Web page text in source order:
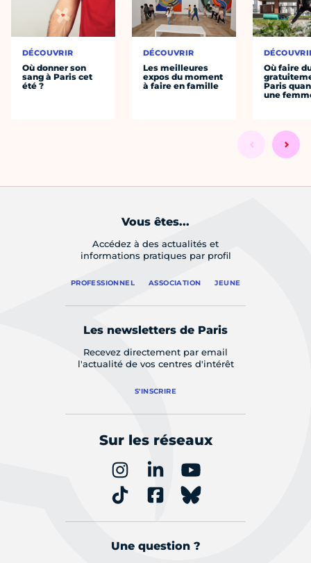
DÉCOUVRIR
Où donner son
sang à Paris cet
été ?
DÉCOUVRIR
Les meilleures
expos du moment
à faire en famille
Où faire
Paris
une
Vous êtes...
Accédez à des actualités et
informations pratiques par profil
PROFESSIONNEL ASSOCIATION JEUNE
Les newsletters de Paris
Recevez directement par email
l'actualité de vos centres d'intérêt
S'INSCRIRE
Sur les réseaux
Une question ?